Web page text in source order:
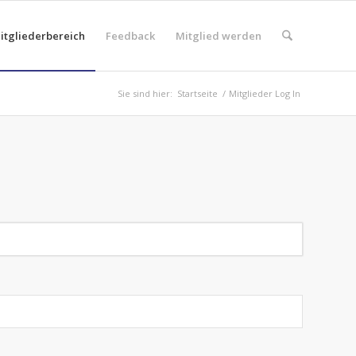
Feedback Mitglied werden
Sie sind hier: Startseite / Mitglieder Log In